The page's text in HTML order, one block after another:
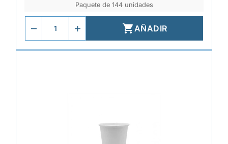
Paquete de 144 unidades
AÑADIR